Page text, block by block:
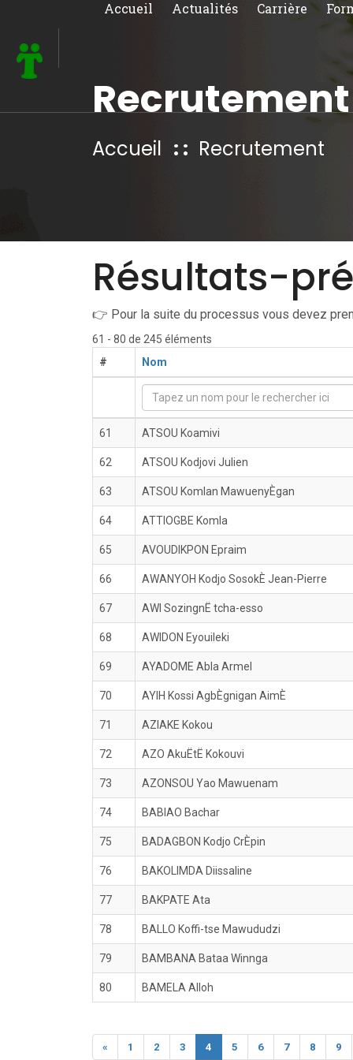
Accueil Actualités Carrière
Recrutement
Accueil Recrutement
Résultats-
👉 Pour la suite du processus vous devez
61 - 80 de 245 éléments
#
Nom
61 ATSOU Koamivi
62 ATSOU Kodjovi Julien
63 ATSOU Komlan MawuenyÈgan
64 ATTIOGBE Komla
65 AVOUDIKPON Epraim
66 AWANYOH Kodjo SosokÈ Jean-Pierre
67 AWI SozingnË tcha-esso
68 AWIDON Eyouileki
69 AYADOME Abla Armel
70 AYIH Kossi AgbÈgnigan AimÈ
71 AZIAKE Kokou
72 AZO AkuËtË Kokouvi
73 AZONSOU Yao Mawuenam
74 BABIAO Bachar
75 BADAGBON Kodjo CrÈpin
76 BAKOLIMDA Diissaline
77 BAKPATE Ata
78 BALLO Koffi-tse Mawududzi
79 BAMBANA Bataa Winnga
80 BAMELA Alloh
« 1 2 3 4 5 6 7 8 9